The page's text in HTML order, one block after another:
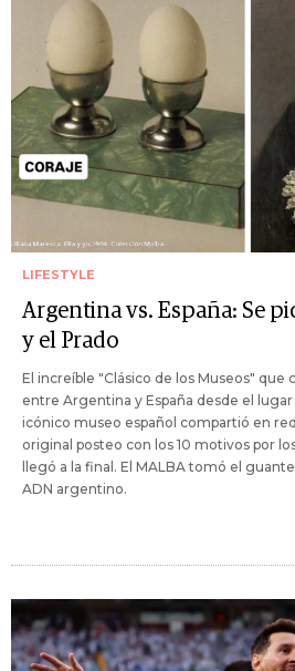
LIFESTYLE
Argentina vs. España: Se
y el Prado
El increíble "Clásico de los Museos" que
entre Argentina y España desde el lugar
icónico museo español compartió en
original posteo con los 10 motivos por
llegó a la final. El MALBA tomó el
ADN argentino.